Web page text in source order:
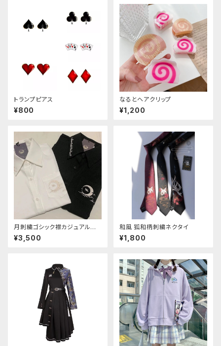
トランプピアス
¥800
なるとヘアクリップ
¥1,200
月刺繍ゴシック襟カジュアルブラ
ウス(長袖)
¥3,500
和風 狐和柄刺繍ネクタイ
¥1,800